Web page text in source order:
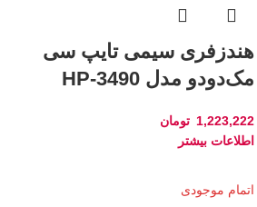
هندزفری سیمی تایپ سی
مک‌دودو مدل HP-3490
1,223,222 تومان
اطلاعات بیشتر
اتمام موجودی